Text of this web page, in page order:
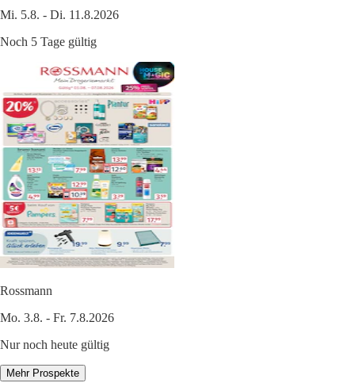
Mi. 5.8. - Di. 11.8.2026
Noch 5 Tage gültig
Rossmann
Mo. 3.8. - Fr. 7.8.2026
Nur noch heute gültig
Mehr Prospekte